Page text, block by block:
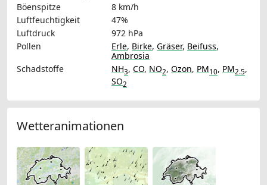
Böenspitze
8 km/h
Luftfeuchtigkeit
47%
Luftdruck
972 hPa
Pollen
Erle, Birke, Gräser, Beifuss,
Ambrosia
Schadstoffe
NH3, CO, NO2, Ozon, PM10, PM2.5,
SO2
Wetteranimationen